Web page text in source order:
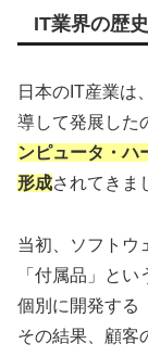
IT業界の歴
日本のIT産業は
導して発展した
ンピュータ・ハ
形成されてきま
当初、ソフトウ
「付属品」と
個別に開発する
その結果、顧客